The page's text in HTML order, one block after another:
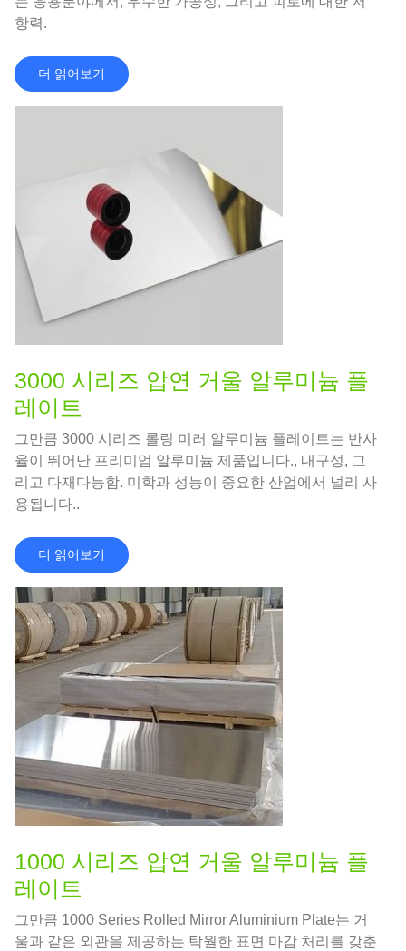
항력.
더 읽어보기
3000 시리즈 압연 거울 알루미늄 플
레이트
그만큼 3000 시리즈 롤링 미러 알루미늄 플레이트는 반사
율이 뛰어난 프리미엄 알루미늄 제품입니다., 내구성, 그
리고 다재다능함. 미학과 성능이 중요한 산업에서 널리 사
용됩니다..
더 읽어보기
1000 시리즈 압연 거울 알루미늄 플
레이트
그만큼 1000 Series Rolled Mirror Aluminium Plate는 거
울과 같은 외관을 제공하는 탁월한 표면 마감 처리를 갖춘